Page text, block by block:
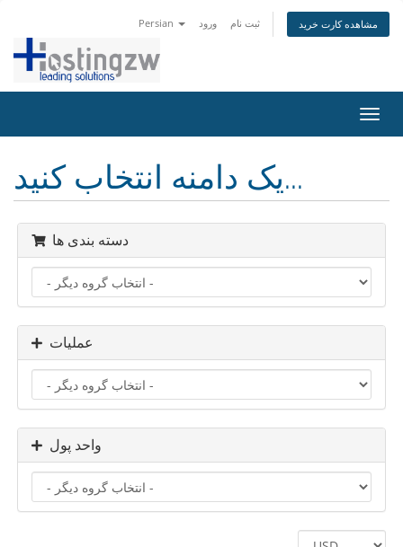
Persian ورود ثبت نام مشاهده کارت خرید
تغییر
یک دامنه انتخاب کنید...
دسته بندی ها
عملیات
واحد پول